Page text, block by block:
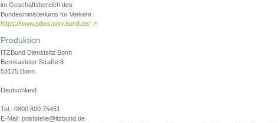
im Geschäftsbereich des
Bundesministeriums für Verkehr
https://www.gdws.wsv.bund.de/ ↗
Produktion
ITZBund Dienstsitz Bonn
Bernkasteler Straße 8
53175 Bonn
Deutschland
Tel.: 0800 800 75451
E-Mail: poststelle@itzbund.de